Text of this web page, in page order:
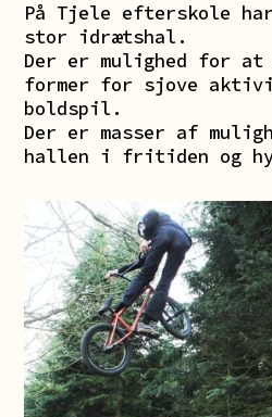
På Tjele efterskole
stor idrætshal.
Der er mulighed for
former for sjove
boldspil.
Der er masser af
hallen i fritiden og